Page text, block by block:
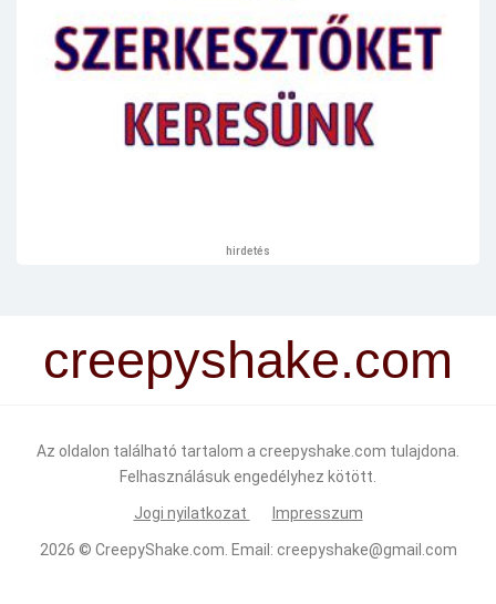
hirdetés
creepyshake.com
Az oldalon található tartalom a creepyshake.com tulajdona.
Felhasználásuk engedélyhez kötött.
Jogi nyilatkozat Impresszum
2026 © CreepyShake.com. Email: creepyshake@gmail.com